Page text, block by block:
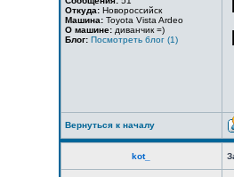
Откуда: Новороссийск
Машина: Toyota Vista Ardeo
О машине: диванчик =)
Блог: Посмотреть блог (1)
Вернуться к началу
kot_